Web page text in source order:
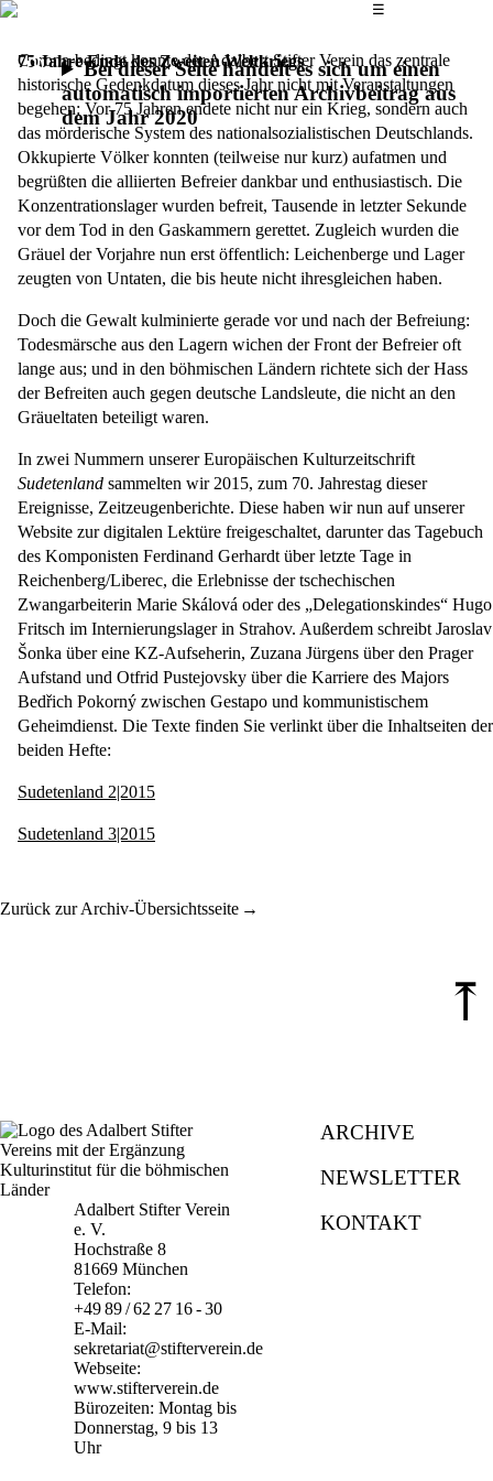
Das
☰
Bei dieser Seite handelt es sich um einen
automatisch importierten Archivbeitrag aus
dem Jahr 2020
75 Jahre Ende des Zweiten Weltkriegs
Corona-bedingt konnte der Adalbert Stifter Verein das zentrale
historische Gedenkdatum dieses Jahr nicht mit Veranstaltungen
begehen: Vor 75 Jahren endete nicht nur ein Krieg, sondern auch
das mörderische System des nationalsozialistischen Deutschlands.
Okkupierte Völker konnten (teilweise nur kurz) aufatmen und
begrüßten die alliierten Befreier dankbar und enthusiastisch. Die
Konzentrationslager wurden befreit, Tausende in letzter Sekunde
vor dem Tod in den Gaskammern gerettet. Zugleich wurden die
Gräuel der Vorjahre nun erst öffentlich: Leichenberge und Lager
zeugten von Untaten, die bis heute nicht ihresgleichen haben.
Doch die Gewalt kulminierte gerade vor und nach der Befreiung:
Todesmärsche aus den Lagern wichen der Front der Befreier oft
lange aus; und in den böhmischen Ländern richtete sich der Hass
der Befreiten auch gegen deutsche Landsleute, die nicht an den
Gräueltaten beteiligt waren.
In zwei Nummern unserer Europäischen Kulturzeitschrift
Sudetenland sammelten wir 2015, zum 70. Jahrestag dieser
Ereignisse, Zeitzeugenberichte. Diese haben wir nun auf unserer
Website zur digitalen Lektüre freigeschaltet, darunter das Tagebuch
des Komponisten Ferdinand Gerhardt über letzte Tage in
Reichenberg/Liberec, die Erlebnisse der tschechischen
Zwangarbeiterin Marie Skálová oder des „Delegationskindes“ Hugo
Fritsch im Internierungslager in Strahov. Außerdem schreibt Jaroslav
Šonka über eine KZ-Aufseherin, Zuzana Jürgens über den Prager
Aufstand und Otfrid Pustejovsky über die Karriere des Majors
Bedřich Pokorný zwischen Gestapo und kommunistischem
Geheimdienst. Die Texte finden Sie verlinkt über die Inhaltseiten der
beiden Hefte:
Sudetenland 2|2015
Sudetenland 3|2015
Zurück zur Archiv-Übersichtsseite
⤒
Adalbert Stifter Verein
e. V.
Hochstraße 8
81669 München
Telefon:
+49 89 / 62 27 16 - 30
E-Mail:
sekretariat@stifterverein.de
Webseite:
www.stifterverein.de
Bürozeiten: Montag bis
Donnerstag, 9 bis 13
Uhr
ARCHIVE
NEWSLETTER
KONTAKT